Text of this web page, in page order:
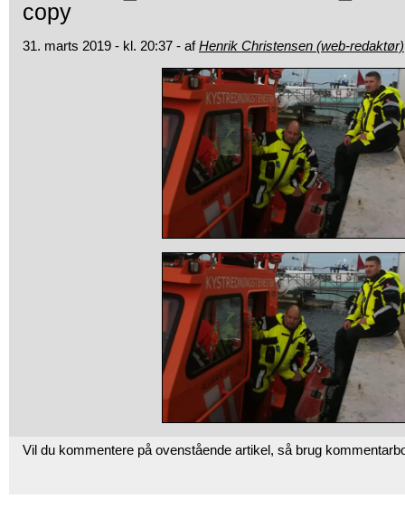
copy
31. marts 2019 - kl. 20:37 - afHenrik Christensen (web-redaktør)
Vil du kommentere på ovenstående artikel, så brug